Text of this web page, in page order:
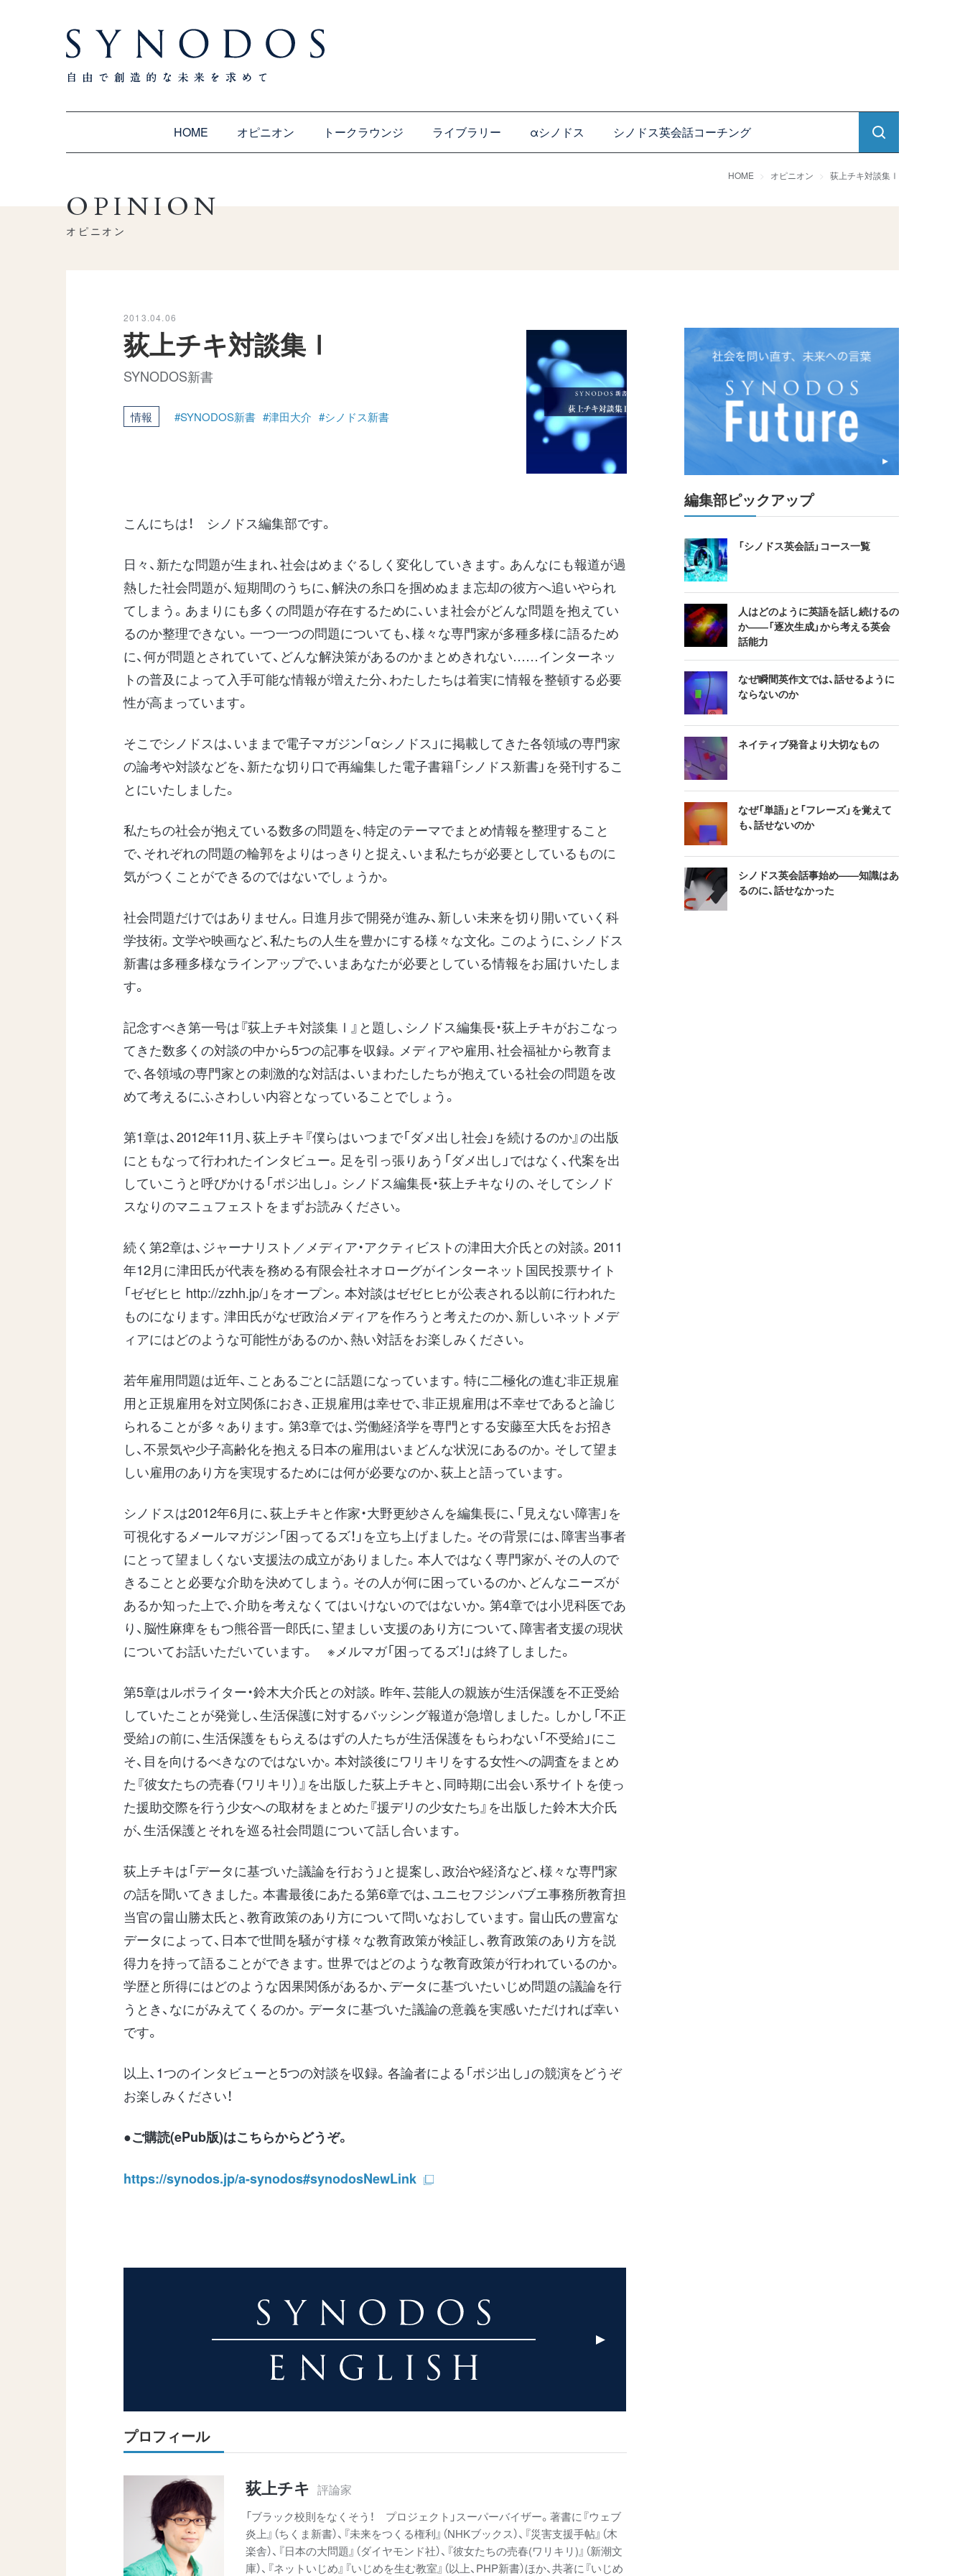
HOME オピニオン トークラウンジ ライブラリー αシノドス シノドス英会話コーチング
HOME オピニオン 荻上チキ対談集Ⅰ
OPINION
オピニオン
2013.04.06
荻上チキ対談集Ⅰ
SYNODOS新書
情報 #SYNODOS新書 #津田大介 #シノドス新書
こんにちは！ シノドス編集部です。
日々、新たな問題が生まれ、社会はめまぐるしく変化していきます。あんなにも報道が過
熱した社会問題が、短期間のうちに、解決の糸口を掴めぬまま忘却の彼方へ追いやられ
てしまう。あまりにも多くの問題が存在するために、いま社会がどんな問題を抱えてい
るのか整理できない。一つ一つの問題についても、様々な専門家が多種多様に語るため
に、何が問題とされていて、どんな解決策があるのかまとめきれない……インターネッ
トの普及によって入手可能な情報が増えた分、わたしたちは着実に情報を整頓する必要
性が高まっています。
そこでシノドスは、いままで電子マガジン「αシノドス」に掲載してきた各領域の専門家
の論考や対談などを、新たな切り口で再編集した電子書籍「シノドス新書」を発刊するこ
とにいたしました。
私たちの社会が抱えている数多の問題を、特定のテーマでまとめ情報を整理すること
で、それぞれの問題の輪郭をよりはっきりと捉え、いま私たちが必要としているものに
気がつくことができるのではないでしょうか。
社会問題だけではありません。日進月歩で開発が進み、新しい未来を切り開いていく科
学技術。文学や映画など、私たちの人生を豊かにする様々な文化。このように、シノドス
新書は多種多様なラインアップで、いまあなたが必要としている情報をお届けいたしま
す。
記念すべき第一号は『荻上チキ対談集Ⅰ』と題し、シノドス編集長・荻上チキがおこなっ
てきた数多くの対談の中から5つの記事を収録。メディアや雇用、社会福祉から教育ま
で、各領域の専門家との刺激的な対話は、いまわたしたちが抱えている社会の問題を改
めて考えるにふさわしい内容となっていることでしょう。
第1章は、2012年11月、荻上チキ『僕らはいつまで「ダメ出し社会」を続けるのか』の出版
にともなって行われたインタビュー。足を引っ張りあう「ダメ出し」ではなく、代案を出
していこうと呼びかける「ポジ出し」。シノドス編集長・荻上チキなりの、そしてシノド
スなりのマニュフェストをまずお読みください。
続く第2章は、ジャーナリスト／メディア・アクティビストの津田大介氏との対談。2011
年12月に津田氏が代表を務める有限会社ネオローグがインターネット国民投票サイト
「ゼゼヒヒ http://zzhh.jp/」をオープン。本対談はゼゼヒヒが公表される以前に行われた
ものになります。津田氏がなぜ政治メディアを作ろうと考えたのか、新しいネットメデ
ィアにはどのような可能性があるのか、熱い対話をお楽しみください。
若年雇用問題は近年、ことあるごとに話題になっています。特に二極化の進む非正規雇
用と正規雇用を対立関係におき、正規雇用は幸せで、非正規雇用は不幸せであると論じ
られることが多々あります。第3章では、労働経済学を専門とする安藤至大氏をお招き
し、不景気や少子高齢化を抱える日本の雇用はいまどんな状況にあるのか。そして望ま
しい雇用のあり方を実現するためには何が必要なのか、荻上と語っています。
シノドスは2012年6月に、荻上チキと作家・大野更紗さんを編集長に、「見えない障害」を
可視化するメールマガジン「困ってるズ！」を立ち上げました。その背景には、障害当事者
にとって望ましくない支援法の成立がありました。本人ではなく専門家が、その人ので
きることと必要な介助を決めてしまう。その人が何に困っているのか、どんなニーズが
あるか知った上で、介助を考えなくてはいけないのではないか。第4章では小児科医であ
り、脳性麻痺をもつ熊谷晋一郎氏に、望ましい支援のあり方について、障害者支援の現状
についてお話いただいています。 ※メルマガ「困ってるズ！」は終了しました。
第5章はルポライター・鈴木大介氏との対談。昨年、芸能人の親族が生活保護を不正受給
していたことが発覚し、生活保護に対するバッシング報道が急増しました。しかし「不正
受給」の前に、生活保護をもらえるはずの人たちが生活保護をもらわない「不受給」にこ
そ、目を向けるべきなのではないか。本対談後にワリキリをする女性への調査をまとめ
た『彼女たちの売春（ワリキリ）』を出版した荻上チキと、同時期に出会い系サイトを使っ
た援助交際を行う少女への取材をまとめた『援デリの少女たち』を出版した鈴木大介氏
が、生活保護とそれを巡る社会問題について話し合います。
荻上チキは「データに基づいた議論を行おう」と提案し、政治や経済など、様々な専門家
の話を聞いてきました。本書最後にあたる第6章では、ユニセフジンバブエ事務所教育担
当官の畠山勝太氏と、教育政策のあり方について問いなおしています。畠山氏の豊富な
データによって、日本で世間を騒がす様々な教育政策が検証し、教育政策のあり方を説
得力を持って語ることができます。世界ではどのような教育政策が行われているのか。
学歴と所得にはどのような因果関係があるか、データに基づいたいじめ問題の議論を行
うとき、なにがみえてくるのか。データに基づいた議論の意義を実感いただければ幸い
です。
以上、1つのインタビューと5つの対談を収録。各論者による「ポジ出し」の競演をどうぞ
お楽しみください！
●ご購読(ePub版)はこちらからどうぞ。
https://synodos.jp/a-synodos#synodosNewLink
プロフィール
荻上チキ 評論家
「ブラック校則をなくそう！ プロジェクト」スーパーバイザー。著書に『ウェブ
炎上』（ちくま新書）、『未来をつくる権利』（NHKブックス）、『災害支援手帖』（木
楽舎）、『日本の大問題』（ダイヤモンド社）、『彼女たちの売春(ワリキリ)』（新潮文
庫）、『ネットいじめ』『いじめを生む教室』（以上、PHP新書）ほか、共著に『いじめ
編集部ピックアップ
「シノドス英会話」コース一覧
人はどのように英語を話し続けるの
か――「逐次生成」から考える英会
話能力
なぜ瞬間英作文では、話せるように
ならないのか
ネイティブ発音より大切なもの
なぜ「単語」と「フレーズ」を覚えて
も、話せないのか
シノドス英会話事始め——知識はあ
るのに、話せなかった